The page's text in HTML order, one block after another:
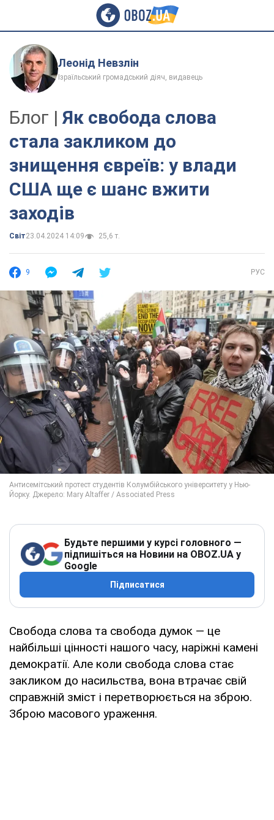
Леонід Невзлін
Ізраїльський громадський діяч, видавець
Блог | Як свобода слова
стала закликом до
знищення євреїв: у влади
США ще є шанс вжити
заходів
Світ23.04.2024 14:09 25,6 т.
9 РУС
Будьте першими у курсі головного —
підпишіться на Новини на OBOZ.UA у
Google
Підписатися
Свобода слова та свобода думок — це
найбільші цінності нашого часу, наріжні камені
демократії. Але коли свобода слова стає
закликом до насильства, вона втрачає свій
справжній зміст і перетворюється на зброю.
Зброю масового ураження.